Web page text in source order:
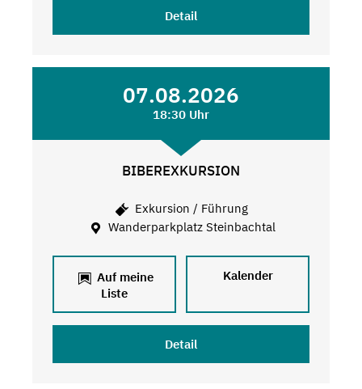
Detail
07.08.2026
18:30 Uhr
BIBEREXKURSION
Exkursion / Führung
Wanderparkplatz Steinbachtal
Auf meine
Liste
Kalender
Detail